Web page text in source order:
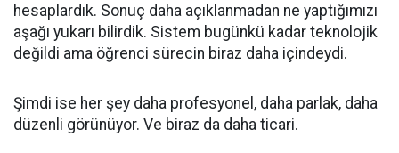
hesaplardık. Sonuç daha açıklanmadan ne yaptığımızı
aşağı yukarı bilirdik. Sistem bugünkü kadar teknolojik
değildi ama öğrenci sürecin biraz daha içindeydi.
Şimdi ise her şey daha profesyonel, daha parlak, daha
düzenli görünüyor. Ve biraz da daha ticari.